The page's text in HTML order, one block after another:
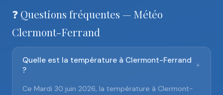
❓ Questions fréquentes — Météo
Clermont-Ferrand
Quelle est la température à Clermont-Ferrand
?
▼
Ce Mardi 30 juin 2026, la température à Clermont-